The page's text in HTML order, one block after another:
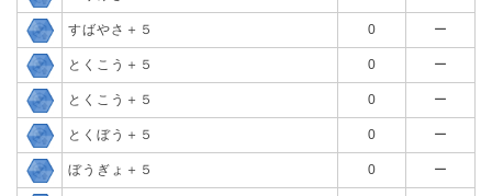
すばやさ＋５ 0 ー
とくこう＋５ 0 ー
とくこう＋５ 0 ー
とくぼう＋５ 0 ー
ぼうぎょ＋５ 0 ー